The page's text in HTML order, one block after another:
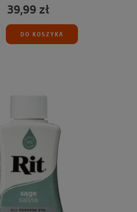
39,99 zł
DO KOSZYKA